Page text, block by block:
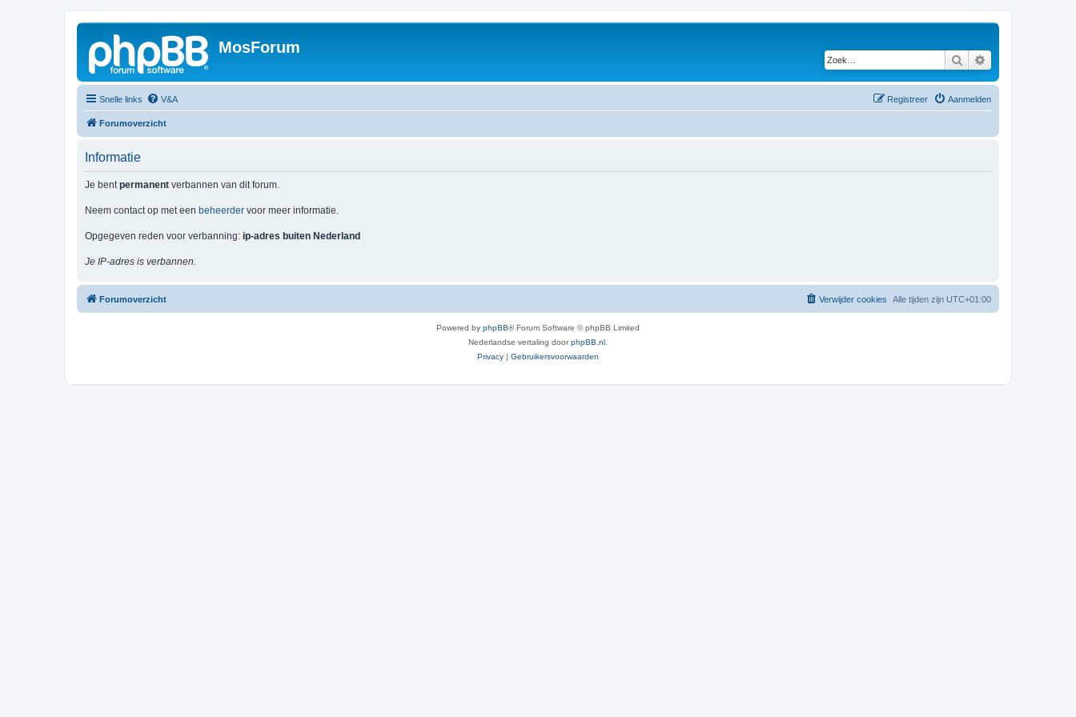
MosForum
Zoek
Snelle links V&A Aanmelden
Registreer
Forumoverzicht
Informatie
Je bentpermanent verbannen van dit forum.
Neem contact op met een beheerder voor meer informatie.
Opgegeven reden voor verbanning: ip-adres buiten Nederland
Je IP-adres is verbannen.
Forumoverzicht Alle tijden zijn UTC+01:00
Verwijder cookies
Powered by phpBB® Forum Software © phpBB Limited
Nederlandse vertaling doorphpBB.nl
Privacy | Gebruikersvoorwaarden